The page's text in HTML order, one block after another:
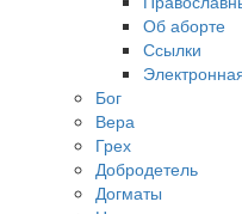
Об аборте
Ссылки
Бог
Вера
Грех
Добродетель
Догматы